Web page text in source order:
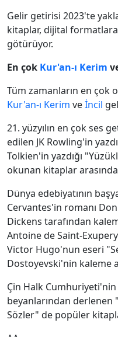
Gelir getirisi 2023'te
kitaplar, dijital
götürüyor.
En çok Kur'an-ı Kerim
Tüm zamanların en çok
Kur'an-ı Kerim veİncil
21. yüzyılın en çok ses
edilen JK Rowling'in
Tolkien'in yazdığı
okunan kitaplar arasında
Dünya edebiyatının
Cervantes'in romanı
Dickens tarafından
Antoine de Saint-
Victor Hugo'nun eseri
Dostoyevski'nin kaleme
Çin Halk
beyanlarından derlenen
Sözler" de popüler